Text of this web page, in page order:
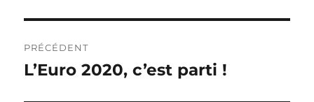
de
PRÉCÉDENT
Publication
L’Euro 2020, c’est parti !